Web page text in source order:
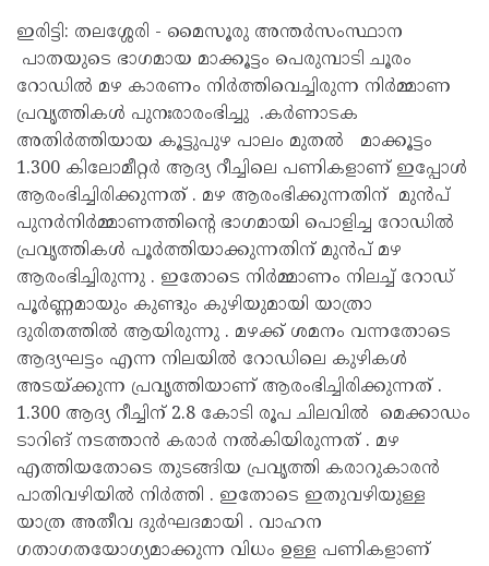
ഇരിട്ടി: തലശ്ശേരി - മൈസൂരു അന്തർസംസ്ഥാന
പാതയുടെ ഭാഗമായ മാക്കൂട്ടം പെരുമ്പാടി ചൂരം
റോഡിൽ മഴ കാരണം നിർത്തിവെച്ചിരുന്ന നിർമ്മാണ
പ്രവൃത്തികൾ പുനഃരാരംഭിച്ചു .കർണാടക
അതിർത്തിയായ കൂട്ടുപുഴ പാലം മുതൽ മാക്കൂട്ടം
1.300 കിലോമീറ്റർ ആദ്യ റീച്ചിലെ പണികളാണ് ഇപ്പോൾ
ആരംഭിച്ചിരിക്കുന്നത് . മഴ ആരംഭിക്കുന്നതിന് മുൻപ്
പുനർനിർമ്മാണത്തിന്റെ ഭാഗമായി പൊളിച്ച റോഡിൽ
പ്രവൃത്തികൾ പൂർത്തിയാക്കുന്നതിന് മുൻപ് മഴ
ആരംഭിച്ചിരുന്നു . ഇതോടെ നിർമ്മാണം നിലച്ച് റോഡ്
പൂർണ്ണമായും കുണ്ടും കുഴിയുമായി യാത്രാ
ദുരിതത്തിൽ ആയിരുന്നു . മഴക്ക് ശമനം വന്നതോടെ
ആദ്യഘട്ടം എന്ന നിലയിൽ റോഡിലെ കുഴികൾ
അടയ്ക്കുന്ന പ്രവൃത്തിയാണ് ആരംഭിച്ചിരിക്കുന്നത് .
1.300 ആദ്യ റീച്ചിന് 2.8 കോടി രൂപ ചിലവിൽ മെക്കാഡം
ടാറിങ് നടത്താൻ കരാർ നൽകിയിരുന്നത് . മഴ
എത്തിയതോടെ തുടങ്ങിയ പ്രവൃത്തി കരാറുകാരൻ
പാതിവഴിയിൽ നിർത്തി . ഇതോടെ ഇതുവഴിയുള്ള
യാത്ര അതീവ ദുർഘദമായി . വാഹന
ഗതാഗതയോഗ്യമാക്കുന്ന വിധം ഉള്ള പണികളാണ്